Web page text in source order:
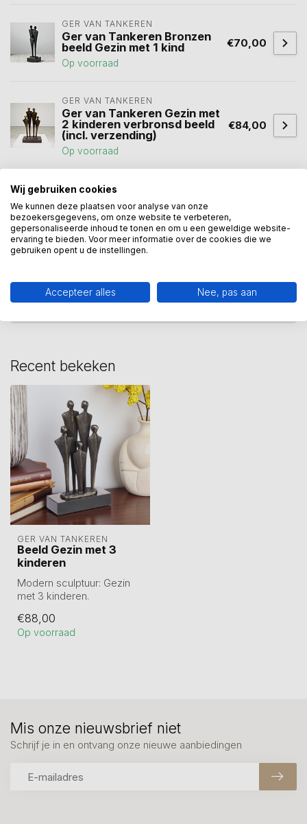
GER VAN TANKEREN
Ger van Tankeren Bronzen
beeld Gezin met 1 kind
Op voorraad
€70,00
GER VAN TANKEREN
Ger van Tankeren Gezin met
2 kinderen verbronsd beeld
(incl. verzending)
Op voorraad
€84,00
beeld familie
beeld gezin met kinderen (1)
kunstcadeau?
Wij assisteren u graag via 06-23643267
Recent bekeken
GER VAN TANKEREN
Beeld Gezin met 3
kinderen
Modern sculptuur: Gezin
met 3 kinderen.
cm op marmer...
€88,00
Op voorraad
Mis onze nieuwsbrief niet
Schrijf je in en ontvang onze nieuwe aanbiedingen
Wij gebruiken cookies
We kunnen deze plaatsen voor analyse van onze
bezoekersgegevens, om onze website te verbeteren,
gepersonaliseerde inhoud te tonen en om u een geweldige website-
ervaring te bieden. Voor meer informatie over de cookies die we
gebruiken opent u de instellingen.
Accepteer alles Nee, pas aan